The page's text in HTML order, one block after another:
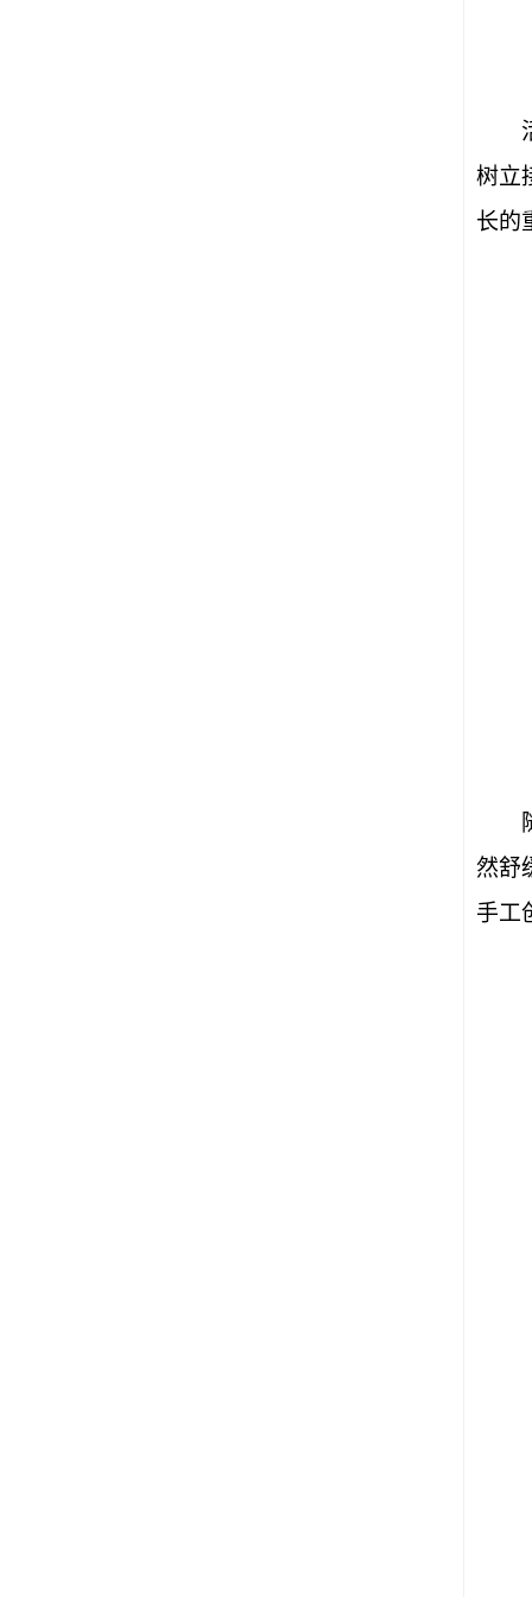
树立
长的
然舒
手工